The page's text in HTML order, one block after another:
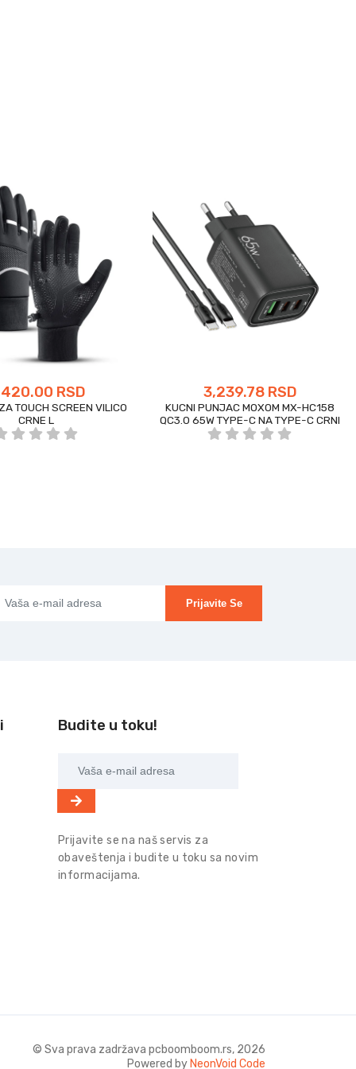
RSD
TOUCH SCREEN VILICO
CRNE L
3,239.78 RSD
KUCNI PUNJAC MOXOM MX-HC158
QC3.0 65W TYPE-C NA TYPE-C CRNI
Prijavite Se
Budite u toku!
Prijavite se na naš servis za
obaveštenja i budite u toku sa novim
informacijama.
© Sva prava zadržava pcboomboom.rs, 2026
Powered by NeonVoid Code